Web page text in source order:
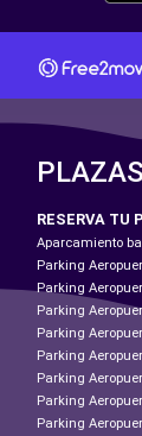
RESERVA TU
Aparcamiento
Parking
Parking
Parking
Parking
Parking
Parking
Parking
Parking